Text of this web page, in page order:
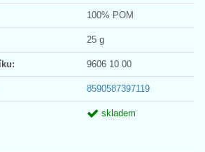
100% POM
25 g
9606 10 00
8590587397119
skladem